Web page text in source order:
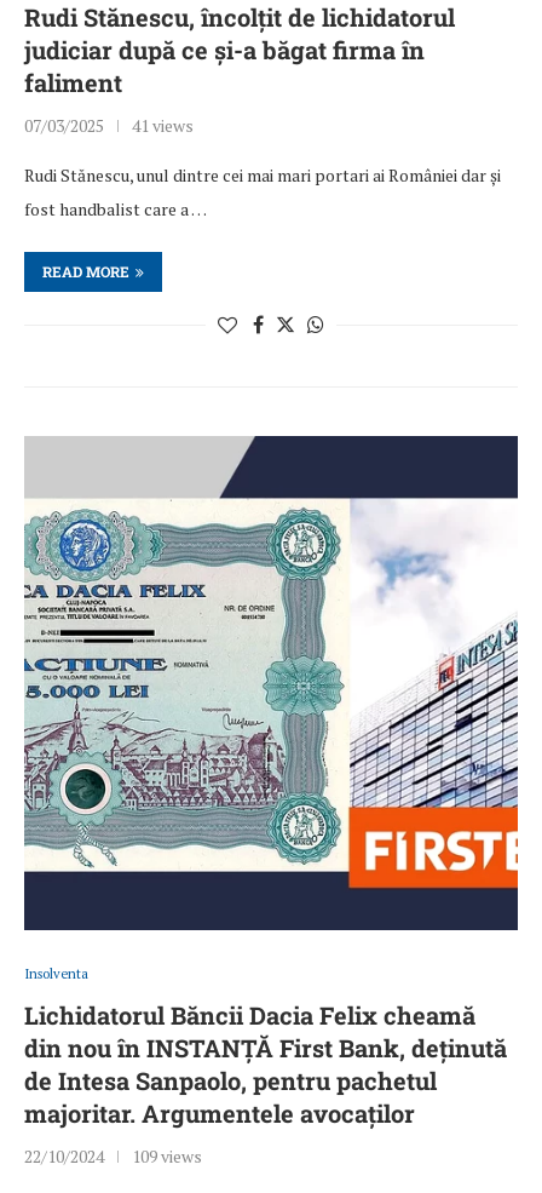
Rudi Stănescu, încolțit de lichidatorul
judiciar după ce și-a băgat firma în
faliment
07/03/2025 41 views
Rudi Stănescu, unul dintre cei mai mari portari ai României dar și
fost handbalist care a …
READ MORE
Insolventa
Lichidatorul Băncii Dacia Felix cheamă
din nou în INSTANȚĂ First Bank, deținută
de Intesa Sanpaolo, pentru pachetul
majoritar. Argumentele avocaților
22/10/2024 109 views